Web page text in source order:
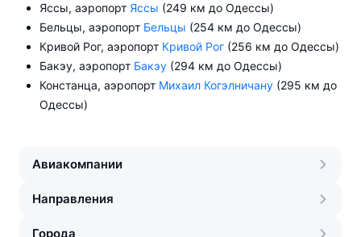
Яссы, аэропорт Яссы (249 км до Одессы)
Бельцы, аэропорт Бельцы (254 км до Одессы)
Кривой Рог, аэропорт Кривой Рог (256 км до Одессы)
Бакэу, аэропорт Бакэу (294 км до Одессы)
Констанца, аэропорт Михаил Когэлничану (295 км до
Одессы)
Авиакомпании
Направления
Города